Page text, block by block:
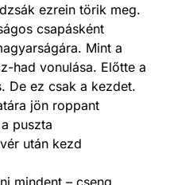
ezrein törik meg.
csapásként
Mint a
had vonulása. Előtte a
De ez csak a kezdet.
jön roppant
puszta
után kezd
mindent – cseng